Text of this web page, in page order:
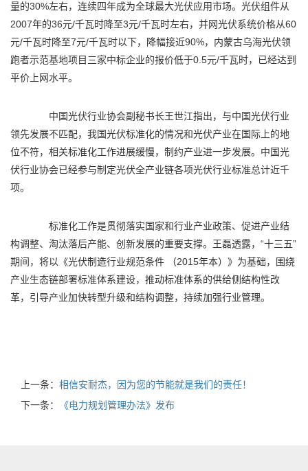
量的30%左右，连续四年成为全球最大光伏应用市场。光伏组件从
2007年的36元/千瓦时降至3元/千瓦时左右，并网光伏系统价格从60
元/千瓦时降至7元/千瓦时以下，降幅接近90%，内蒙古乌海光伏领
跑者示范基地项目三家中标企业的报价低于0.5元/千瓦时，已经达到
平价上网水平。
中国光伏行业协会副秘书长王世江指出，与中国光伏行业
领先发展不匹配，我国光伏标准化的情况和光伏产业在国际上的地
位不符，相关标准化工作进展缓慢，制约产业进一步发展。中国光
伏行业协会已经参与制定光伏全产业链各项光伏行业标准总计近千
项。
标准化工作是贯彻落实国家和行业产业政策、促进产业结
构调整、淘汰落后产能、创新发展的重要支撑。王磊透露，“十三五”
期间，将以《光伏制造行业规范条件 （2015年本）》为基础，围绕
产业生态链部署标准体系建设，推动标准体系的供给侧结构性改
革，引导产业加快转型升级和结构调整，持续加强行业管理。
上一条： 相信安耐杰，因为您的节能就是我们的责任！
下一条：
《电力规划管理办法》发布